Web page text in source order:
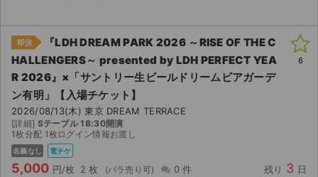
即決
『LDH DREAM PARK 2026 ～RISE OF THE C
HALLENGERS～ presented by LDH PERFECT YEA
R 2026』×「サントリー⽣ビールドリームビアガーデ
ン有明」【入場チケット】
2026/08/13(木) 東京 DREAM TERRACE
[詳細] Sテーブル 18:30開演
1枚分配 1枚ログイン情報お渡し
名義なし 電チケ
5,000 円/枚 2 枚 0 件 残り 3 日
6